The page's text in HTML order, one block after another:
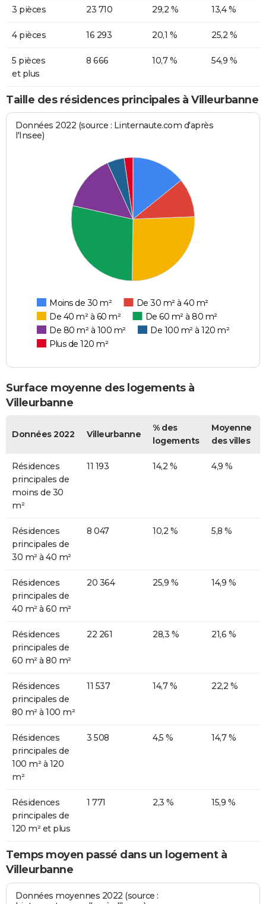
3 pièces 23 710 29,2 % 13,4 %
4 pièces 16 293 20,1 % 25,2 %
5 pièces
et plus
8 666 10,7 % 54,9 %
Taille des résidences principales à Villeurbanne
Données 2022 (source : Linternaute.com d'après
l'Insee)
Moins de 30 m²
De 30 m² à 40 m²
De 40 m² à 60 m²
De 60 m² à 80 m²
De 80 m² à 100 m²
De 100 m² à 120 m²
Plus de 120 m²
Surface moyenne des logements à
Villeurbanne
Données 2022 Villeurbanne
% des
logements
Moyenne
des villes
Résidences
principales de
moins de 30
m²
11 193 14,2 % 4,9 %
Résidences
principales de
30 m² à 40 m²
8 047 10,2 % 5,8 %
Résidences
principales de
40 m² à 60 m²
20 364 25,9 % 14,9 %
Résidences
principales de
60 m² à 80 m²
22 261 28,3 % 21,6 %
Résidences
principales de
80 m² à 100 m²
11 537 14,7 % 22,2 %
Résidences
principales de
100 m² à 120
m²
3 508 4,5 % 14,7 %
Résidences
principales de
120 m² et plus
1 771 2,3 % 15,9 %
Temps moyen passé dans un logement à
Villeurbanne
Données moyennes 2022 (source :